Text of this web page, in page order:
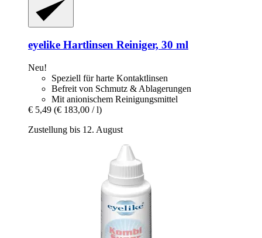
eyelike Hartlinsen Reiniger, 30 ml
Neu!
Speziell für harte Kontaktlinsen
Befreit von Schmutz & Ablagerungen
Mit anionischem Reinigungsmittel
€ 5,49 (€ 183,00 / l)
Zustellung bis 12. August